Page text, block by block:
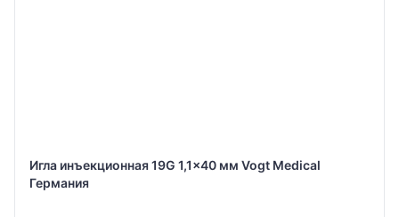
Игла инъекционная 19G 1,1x40 мм Vogt Medical
Германия